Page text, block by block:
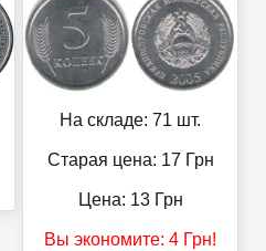
На складе: 71 шт.
Старая цена: 17 Грн
Цена: 13Грн
Вы экономите: 4 Грн!